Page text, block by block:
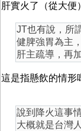
肝實火了（從大便
JT也有說，所
健脾強胃為主，
肝主疏導，再
這是指懸飲的情形
說到降火這事
大概就是台灣